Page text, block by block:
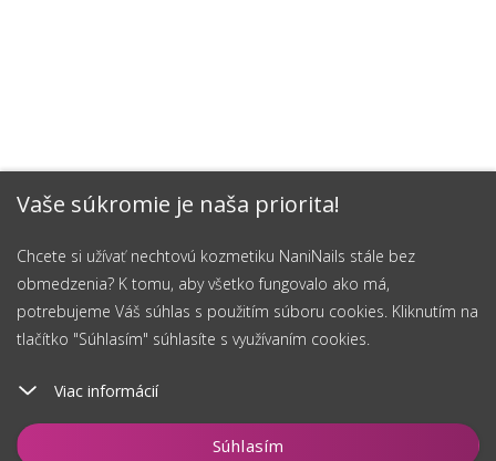
Vaše súkromie je naša priorita!
Chcete si užívať nechtovú kozmetiku NaniNails stále bez
obmedzenia? K tomu, aby všetko fungovalo ako má,
potrebujeme Váš súhlas s použitím súboru cookies. Kliknutím na
tlačítko "Súhlasím" súhlasíte s využívaním cookies.
Viac informácií
Súhlasím
Vložiť do košíka